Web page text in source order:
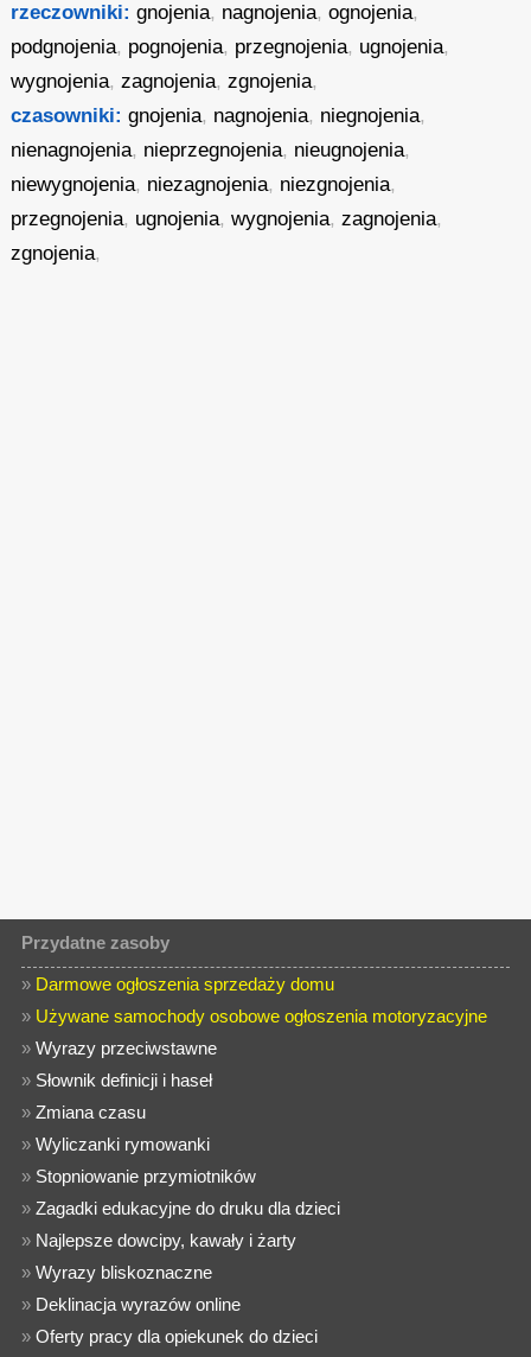
rzeczowniki: gnojenia, nagnojenia,ognojenia,
podgnojenia, pognojenia, przegnojenia, ugnojenia,
wygnojenia,zagnojenia,zgnojenia,
czasowniki: gnojenia, nagnojenia, niegnojenia,
nienagnojenia, nieprzegnojenia, nieugnojenia,
niewygnojenia, niezagnojenia, niezgnojenia,
przegnojenia, ugnojenia,wygnojenia,zagnojenia,
zgnojenia,
Przydatne zasoby
» Darmowe ogłoszenia sprzedaży domu
» Używane samochody osobowe ogłoszenia motoryzacyjne
»Wyrazy przeciwstawne
» Słownik definicji i haseł
»Zmiana czasu
»Wyliczanki rymowanki
» Stopniowanie przymiotników
»Zagadki edukacyjne do druku dla dzieci
» Najlepsze dowcipy, kawały i żarty
»Wyrazy bliskoznaczne
» Deklinacja wyrazów online
»Oferty pracy dla opiekunek do dzieci